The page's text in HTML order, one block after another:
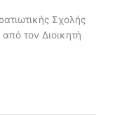
Σχολής
τον Διοικητή